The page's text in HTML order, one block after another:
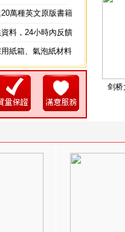
20萬種英文原版書籍
資料，24小時內反饋
用紙箱、氣泡紙材料
剑桥